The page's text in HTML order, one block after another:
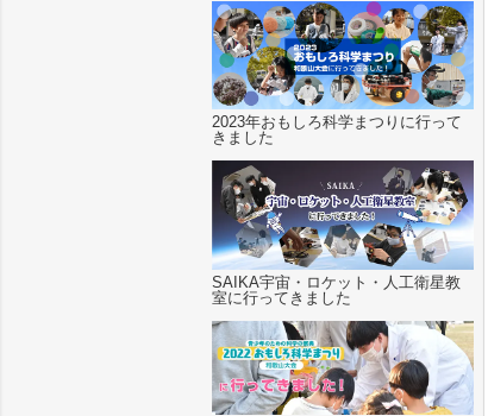
2023年おもしろ科学まつりに行って
きました
SAIKA宇宙・ロケット・人工衛星教
室に行ってきました